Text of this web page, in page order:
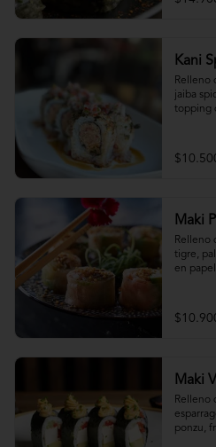
Kani
Relleno
jaiba
topping
Maki
Relleno
tigre,
en
Maki
Relleno
ponzu,